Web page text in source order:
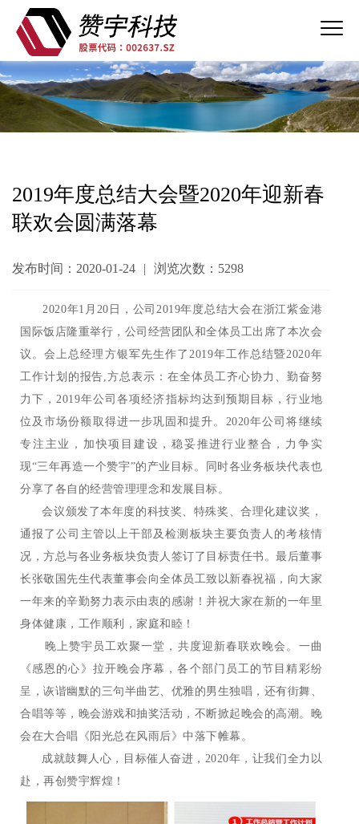
2019年度总结大会暨2020年迎新春
联欢会圆满落幕
发布时间：2020-01-24 | 浏览次数：5298
2020年1月20日，公司2019年度总结大会在浙江紫金港
国际饭店隆重举行，公司经营团队和全体员工出席了本次会
议。会上总经理方银军先生作了2019年工作总结暨2020年
工作计划的报告,方总表示：在全体员工齐心协力、勤奋努
力下，2019年公司各项经济指标均达到预期目标，行业地
位及市场份额取得进一步巩固和提升。2020年公司将继续
专注主业，加快项目建设，稳妥推进行业整合，力争实
现“三年再造一个赞宇”的产业目标。同时各业务板块代表也
分享了各自的经营管理理念和发展目标。
会议颁发了本年度的科技奖、特殊奖、合理化建议奖，
通报了公司主管以上干部及检测板块主要负责人的考核情
况，方总与各业务板块负责人签订了目标责任书。最后董事
长张敬国先生代表董事会向全体员工致以新春祝福，向大家
一年来的辛勤努力表示由衷的感谢！并祝大家在新的一年里
身体健康，工作顺利，家庭和睦！
晚上赞宇员工欢聚一堂，共度迎新春联欢晚会。一曲
《感恩的心》拉开晚会序幕，各个部门员工的节目精彩纷
呈，诙谐幽默的三句半曲艺、优雅的男生独唱，还有街舞、
合唱等等，晚会游戏和抽奖活动，不断掀起晚会的高潮。晚
会在大合唱《阳光总在风雨后》中落下帷幕。
成就鼓舞人心，目标催人奋进，2020年，让我们全力以
赴，再创赞宇辉煌！